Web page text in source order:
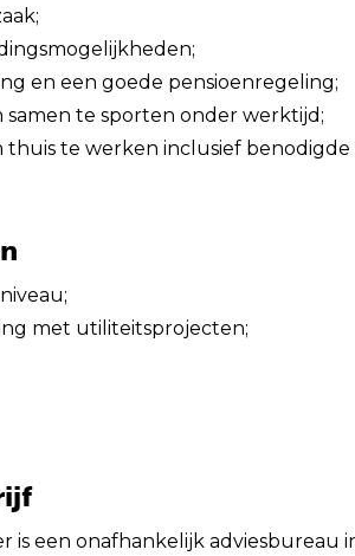
en een goede pensioenregeling;
samen te sporten onder werktijd;
thuis te werken inclusief benodigde
met utiliteitsprojecten;
is een onafhankelijk adviesbureau